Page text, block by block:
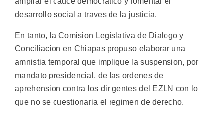
desarrollo social a traves de la justicia.
En tanto, la Comision Legislativa de Dialogo y
Conciliacion en Chiapas propuso elaborar una
amnistia temporal que implique la suspension, por
mandato presidencial, de las ordenes de
aprehension contra los dirigentes del EZLN con lo
que no se cuestionaria el regimen de derecho.